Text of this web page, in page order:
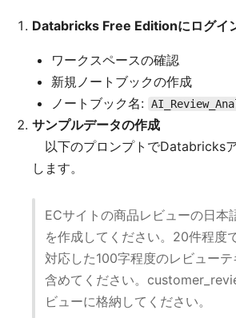
Databricks Free Editionにログイ
ワークスペースの確認
新規ノートブックの作成
ノートブック名:
サンプルデータの作成
以下のプロンプトでDatabricks
します。
ECサイトの商品レビューの日本
を作成してください。20件程度
対応した100字程度のレビュー
含めてください。
ビューに格納してください。